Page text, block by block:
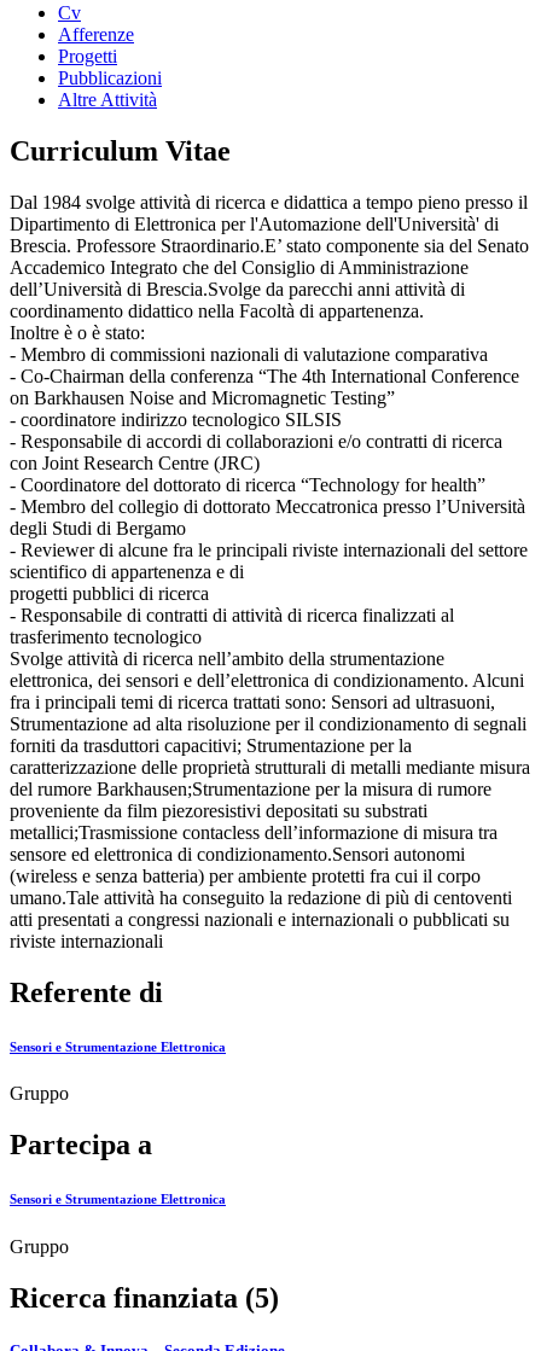
Cv
Afferenze
Progetti
Pubblicazioni
Altre Attività
Curriculum Vitae
Dal 1984 svolge attività di ricerca e didattica a tempo pieno presso il
Dipartimento di Elettronica per l'Automazione dell'Università' di
Brescia. Professore Straordinario.E’ stato componente sia del Senato
Accademico Integrato che del Consiglio di Amministrazione
dell’Università di Brescia.Svolge da parecchi anni attività di
coordinamento didattico nella Facoltà di appartenenza.
Inoltre è o è stato:
- Membro di commissioni nazionali di valutazione comparativa
- Co-Chairman della conferenza “The 4th International Conference
on Barkhausen Noise and Micromagnetic Testing”
- coordinatore indirizzo tecnologico SILSIS
- Responsabile di accordi di collaborazioni e/o contratti di ricerca
con Joint Research Centre (JRC)
- Coordinatore del dottorato di ricerca “Technology for health”
- Membro del collegio di dottorato Meccatronica presso l’Università
degli Studi di Bergamo
- Reviewer di alcune fra le principali riviste internazionali del settore
scientifico di appartenenza e di
progetti pubblici di ricerca
- Responsabile di contratti di attività di ricerca finalizzati al
trasferimento tecnologico
Svolge attività di ricerca nell’ambito della strumentazione
elettronica, dei sensori e dell’elettronica di condizionamento. Alcuni
fra i principali temi di ricerca trattati sono: Sensori ad ultrasuoni,
Strumentazione ad alta risoluzione per il condizionamento di segnali
forniti da trasduttori capacitivi; Strumentazione per la
caratterizzazione delle proprietà strutturali di metalli mediante misura
del rumore Barkhausen;Strumentazione per la misura di rumore
proveniente da film piezoresistivi depositati su substrati
metallici;Trasmissione contacless dell’informazione di misura tra
sensore ed elettronica di condizionamento.Sensori autonomi
(wireless e senza batteria) per ambiente protetti fra cui il corpo
umano.Tale attività ha conseguito la redazione di più di centoventi
atti presentati a congressi nazionali e internazionali o pubblicati su
riviste internazionali
Referente di
Sensori e Strumentazione Elettronica
Gruppo
Partecipa a
Sensori e Strumentazione Elettronica
Gruppo
Ricerca finanziata (5)